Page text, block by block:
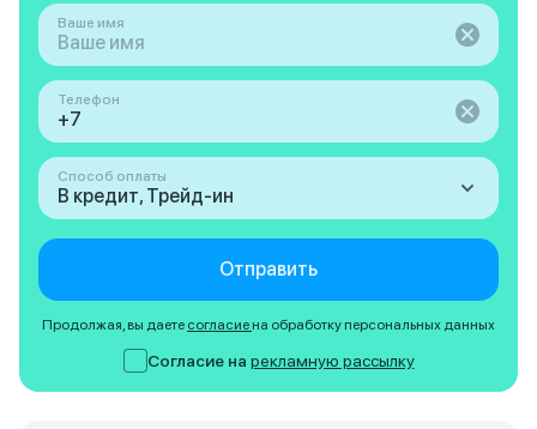
Ваше имя
Телефон
Способ оплаты
В кредит, Трейд-ин
Отправить
Продолжая, вы даете согласие на обработку персональных данных
Согласие на рекламную рассылку